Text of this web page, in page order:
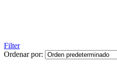
Filter
Ordenar por: